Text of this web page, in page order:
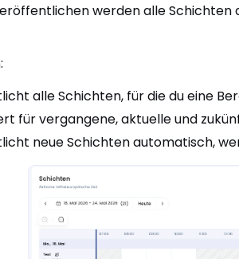
werden alle
alle Schichten, für die du eine
für vergangene, aktuelle und
neue Schichten automatisch,